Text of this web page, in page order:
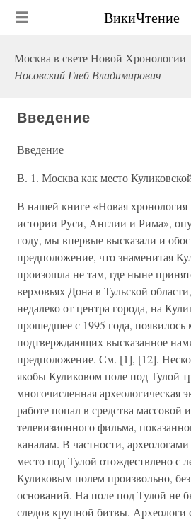
ВикиЧтение
Москва в свете Новой Хронологии
Носовский Глеб Владимирович
Введение
Введение
В. 1. Москва как место
В нашей книге «Новая хронология
истории Руси, Англии и Рима»,
году, мы впервые высказали и
предположение, что знаменитая
произошла не там, где ныне
верховьях Дона в Тульской
недалеко от центра города, на
прошедшее с 1995 года,
подтверждающих высказанное
предположение. См. [1], [12].
якобы Куликовом поле под Тулой
многочисленная археологическая
работе попал в средства
телевизионного фильма,
каналам. В частности,
место под Тулой отождествлено с
Куликовым полем произвольно,
оснований. На поле под Тулой не
следов крупной битвы. Археологи